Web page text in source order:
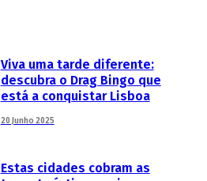
Viva uma tarde diferente:
descubra o Drag Bingo que
está a conquistar Lisboa
20 Junho 2025
Estas cidades cobram as